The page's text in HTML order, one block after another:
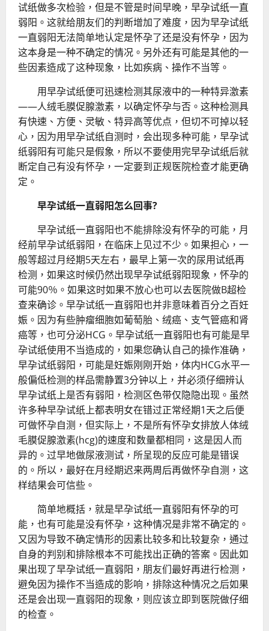
试纸做多次检验，但是不管是时间早晚，早孕试纸一直
弱阳。这就给朋友们的判断增加了难度，因为早孕试纸
一直弱阳无法简单地认定是怀孕了还是没有怀孕，因为
这本身是一种不确定的情况。另外还有可能是其他的一
些因素造成了这种现象，比如疾病、操作不当等。
用早孕试纸便可迅速检测其尿液中的一种特异激素
——人绒毛膜促腺激素，以确定怀孕与否。这种检测具
有快速、方便、灵敏、特异高等优点，但切不可掉以轻
心，因为用早孕试纸自测时，会出现多种可能，早孕试
纸弱阳有可能只是假象，所以不要使用完早孕试纸后就
断定自己有没有怀孕，一定要到正规医院检查才能更确
定。
早孕试纸一直弱阳怎么回事?
早孕试纸一直弱阳也不能排除没有怀孕的可能，月
经前早孕试纸弱阳，在临床上见过不少。如果担心，一
般等超过月经期5天左右，最早上第一次的尿用试纸再
检测，如果这时候仍然出现早孕试纸弱阳现象，怀孕的
可能90％。如果这时如果不放心也可以去医院做B超检
查来确诊。早孕试纸一直弱阳也并非意味着百分之百妊
娠。因为有些肿瘤细胞如葡萄胎、绒癌、支气管癌和肾
癌等，也可分泌HCG。早孕试纸一直弱阳也有可能是早
孕试纸使用不当造成的，如果您确认自己的操作准确，
早孕试纸弱阳，可能是妊娠刚刚开始，体内HCG水平一
般偏低检测的样品需静置3分钟以上，并必须仔细辨认
早孕试纸上是否有弱阳，检测区色带仅隐隐出现。虽然
许多种早孕试纸上都表明女在错过正常经期1天之后便
可做怀孕自测，但实际上，不是所有怀孕女排放人体绒
毛膜促腺激素(hcg)的速度和数量都相同，这是因人而
异的。过早地做尿液测试，所呈现的反应可能是错误
的。所以，最好在月经期迟来两周后再做怀孕自测，这
样结果会可信些。
简单地概括，就是早孕试纸一直弱阳有怀孕的可
能，也有可能是没有怀孕，这种情况是非常不确定的。
又因为导致不确定情形的因素比较多和比较复杂，通过
自身的判别和排除根本不可能找出正确的答案。因此如
果出现了早孕试纸一直弱阳，朋友们最好再进行检测，
避免因为操作不当造成的影响，排除这种情况之后如果
还是会出现一直弱阳的现象，则应该立即到医院做仔细
的检查。